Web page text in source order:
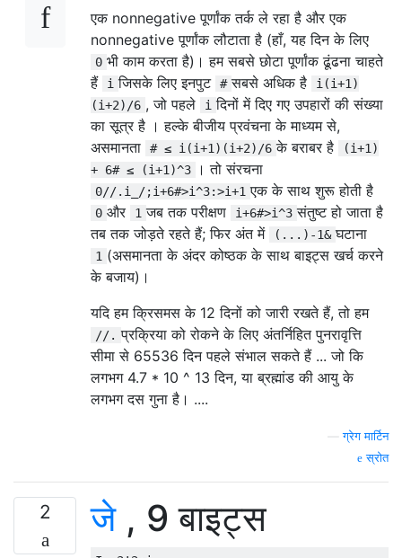
एक nonnegative पूर्णांक तर्क ले रहा है और एक
nonnegative पूर्णांक लौटाता है (हाँ, यह दिन के लिए
0 भी काम करता है)। हम सबसे छोटा पूर्णांक ढूंढना चाहते
हैं
i जिसके लिए इनपुट # सबसे अधिक है
i(i+1)
(i+2)/6 , जो पहले i दिनों में दिए गए उपहारों की संख्या
का सूत्र है । हल्के बीजीय प्रवंचना के माध्यम से,
असमानता
# ≤ i(i+1)(i+2)/6 के बराबर है
(i+1)
+ 6# ≤ (i+1)^3
। तो संरचना
0//.i_/;i+6#>i^3:>i+1 एक के साथ शुरू होती है
0 और 1 जब तक परीक्षण i+6#>i^3 संतुष्ट हो जाता है
तब तक जोड़ते रहते हैं; फिर अंत में
(...)-1& घटाना
1 (असमानता के अंदर कोष्ठक के साथ बाइट्स खर्च करने
के बजाय)।
यदि हम क्रिसमस के 12 दिनों को जारी रखते हैं, तो हम
//. प्रक्रिया को रोकने के लिए अंतर्निहित पुनरावृत्ति
सीमा से 65536 दिन पहले संभाल सकते हैं ... जो कि
लगभग 4.7 * 10 ^ 13 दिन, या ब्रह्मांड की आयु के
लगभग दस गुना है। ....
—ग्रेग मार्टिन
स्रोत
2 जे, 9 बाइट्स